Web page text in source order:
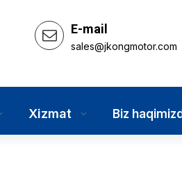
E-mail
sales@jkongmotor.com
Xizmat Biz